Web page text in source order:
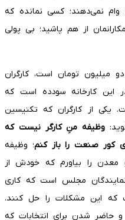
نمی‌دهند؛ کسی نمانده که
از هم پاشید؛ بی پولی
میلیون تومان است، کارگران
این کارخانه سودده است که
یکی از کارگران که تکنیسین
وظیفه منِ کارگر نیست که
کور صنعت را باز کنم؛ وظیفه
را بیاورم که خودش از
نمایندگان مجلس است که کاری
که این مشکلات را حل کنند.
شدن برای انتخابات که